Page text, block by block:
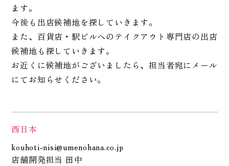
ます。
今後も出店候補地を探していきます。
また、百貨店・駅ビルへのテイクアウト専門店の出店
候補地も探していきます。
お近くに候補地がございましたら、担当者宛にメール
にてお知らせください。
西日本
kouhoti-nisi@umenohana.co.jp
店舗開発担当 田中